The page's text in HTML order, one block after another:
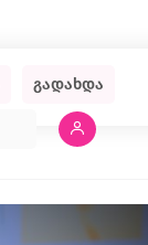
გადახდა